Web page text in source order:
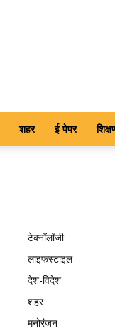
शहर ई पेपर
टेक्नॉलॉजी
लाइफस्टाइल
देश-विदेश
शहर
मनोरंजन